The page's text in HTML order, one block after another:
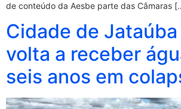
de conteúdo da Aesbe parte das Câmaras
Cidade de Jataúba
volta a receber
seis anos em